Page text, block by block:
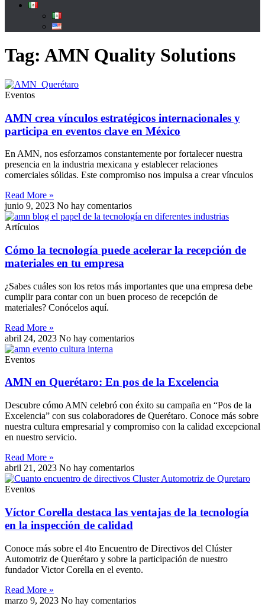
Tag: AMN Quality Solutions
Eventos
AMN crea vínculos estratégicos internacionales y
participa en eventos clave en México
En AMN, nos esforzamos constantemente por fortalecer nuestra
presencia en la industria mexicana y establecer relaciones
comerciales sólidas. Este compromiso nos impulsa a crear vínculos
Read More »
junio 9, 2023 No hay comentarios
Artículos
Cómo la tecnología puede acelerar la recepción de
materiales en tu empresa
¿Sabes cuáles son los retos más importantes que una empresa debe
cumplir para contar con un buen proceso de recepción de
materiales? Conócelos aquí.
Read More »
abril 24, 2023 No hay comentarios
Eventos
AMN en Querétaro: En pos de la Excelencia
Descubre cómo AMN celebró con éxito su campaña en “Pos de la
Excelencia” con sus colaboradores de Querétaro. Conoce más sobre
nuestra cultura empresarial y compromiso con la calidad excepcional
en nuestro servicio.
Read More »
abril 21, 2023 No hay comentarios
Eventos
Víctor Corella destaca las ventajas de la tecnología
en la inspección de calidad
Conoce más sobre el 4to Encuentro de Directivos del Clúster
Automotriz de Querétaro y sobre la participación de nuestro
fundador Victor Corella en el evento.
Read More »
marzo 9, 2023 No hay comentarios